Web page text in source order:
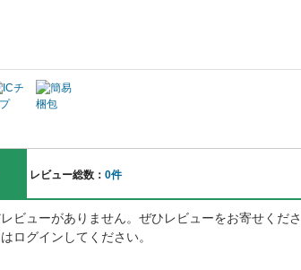
レビュー総数： 0件
ビューがありません。ぜひレビューをお寄せくだ
ログインしてください。